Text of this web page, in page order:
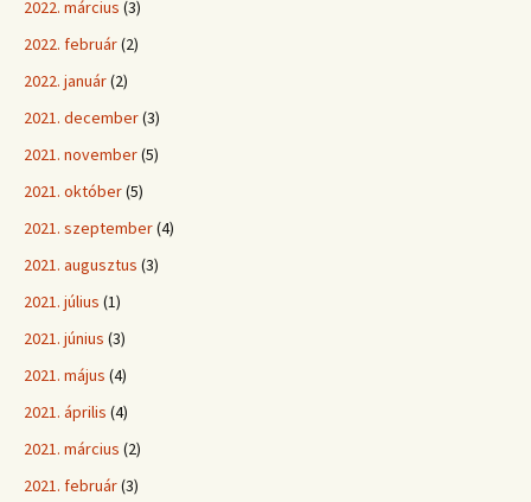
2022. március (3)
2022. február(2)
2022. január(2)
2021. december(3)
2021. november(5)
2021. október(5)
2021. szeptember(4)
2021. augusztus (3)
2021. július (1)
2021. június (3)
2021. május (4)
2021. április (4)
2021. március (2)
2021. február(3)